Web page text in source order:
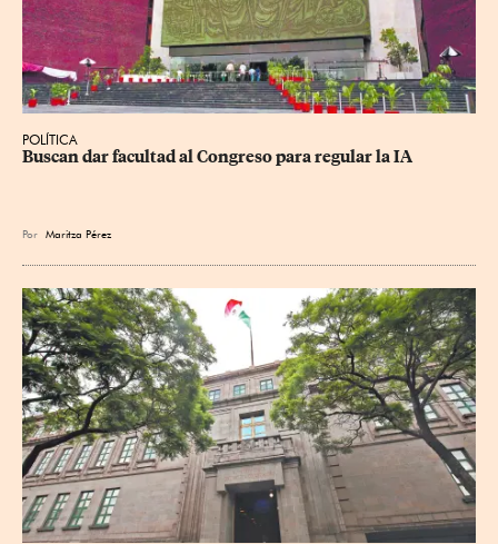
POLÍTICA
Buscan dar facultad al Congreso para regular la IA
Por Maritza Pérez